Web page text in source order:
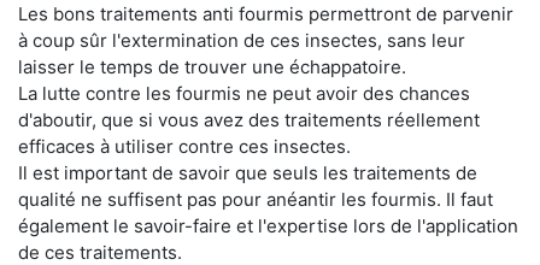
Les bons traitements anti fourmis permettront de parvenir
à coup sûr l'extermination de ces insectes, sans leur
laisser le temps de trouver une échappatoire.
La lutte contre les fourmis ne peut avoir des chances
d'aboutir, que si vous avez des traitements réellement
efficaces à utiliser contre ces insectes.
Il est important de savoir que seuls les traitements de
qualité ne suffisent pas pour anéantir les fourmis. Il faut
également le savoir-faire et l'expertise lors de l'application
de ces traitements.